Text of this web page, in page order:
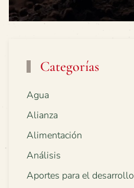
Categorías
Agua
Alianza
Alimentación
Análisis
Aportes para el desarrollo